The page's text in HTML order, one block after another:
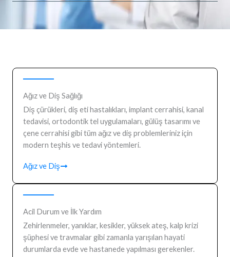
Ağız ve Diş Sağlığı
Diş çürükleri, diş eti hastalıkları, implant cerrahisi, kanal
tedavisi, ortodontik tel uygulamaları, gülüş tasarımı ve
çene cerrahisi gibi tüm ağız ve diş problemleriniz için
modern teşhis ve tedavi yöntemleri.
Ağız ve Diş
Acil Durum ve İlk Yardım
Zehirlenmeler, yanıklar, kesikler, yüksek ateş, kalp krizi
şüphesi ve travmalar gibi zamanla yarışılan hayati
durumlarda evde ve hastanede yapılması gerekenler.